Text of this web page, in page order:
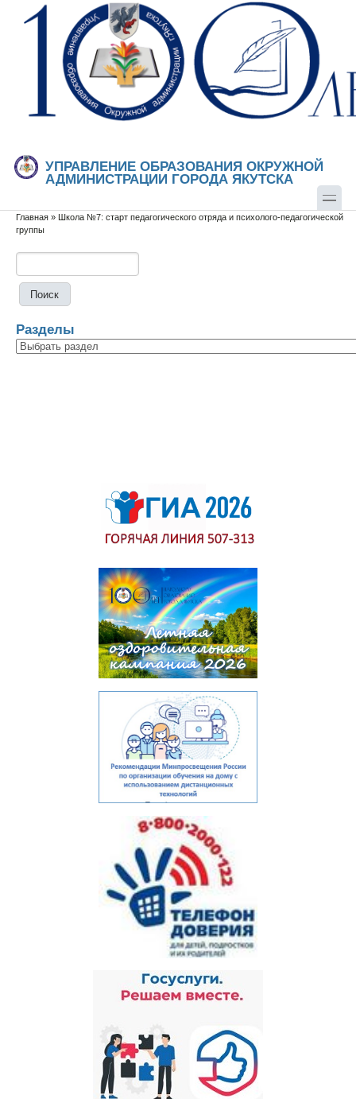
Перейти к основному содержанию
Skip to search
УПРАВЛЕНИЕ ОБРАЗОВАНИЯ ОКРУЖНОЙ
АДМИНИСТРАЦИИ ГОРОДА ЯКУТСКА
Вы здесь
Главная » Школа №7: старт педагогического отряда и психолого-педагогической
группы
Разделы